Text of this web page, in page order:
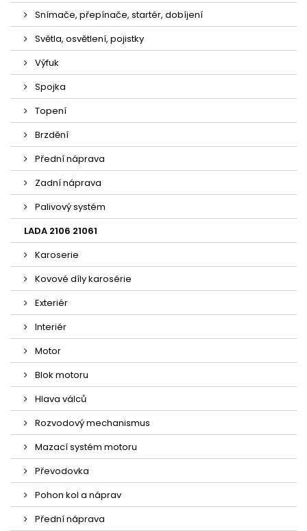
Snímače, přepínače, startér, dobíjení
Světla, osvětlení, pojistky
Výfuk
Spojka
Topení
Brzdění
Přední náprava
Zadní náprava
Palivový systém
LADA 2106 21061
Karoserie
Kovové díly karosérie
Exteriér
Interiér
Motor
Blok motoru
Hlava válců
Rozvodový mechanismus
Mazací systém motoru
Převodovka
Pohon kol a náprav
Přední náprava